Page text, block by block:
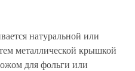
натуральной или
металлической крышкой
для фольги или